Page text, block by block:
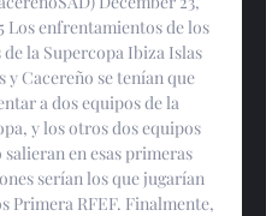
Los enfrentamientos de los
la Supercopa Ibiza Islas
y Cacereño se tenían que
a dos equipos de la
y los otros dos equipos
salieran en esas primeras
serían los que jugarían
Primera RFEF. Finalmente,